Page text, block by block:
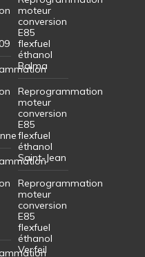
moteur
conversion
E85
flexfuel
éthanol
Balma
Reprogrammation
moteur
conversion
E85
flexfuel
éthanol
Saint-Jean
Reprogrammation
moteur
conversion
E85
flexfuel
éthanol
Verfeil